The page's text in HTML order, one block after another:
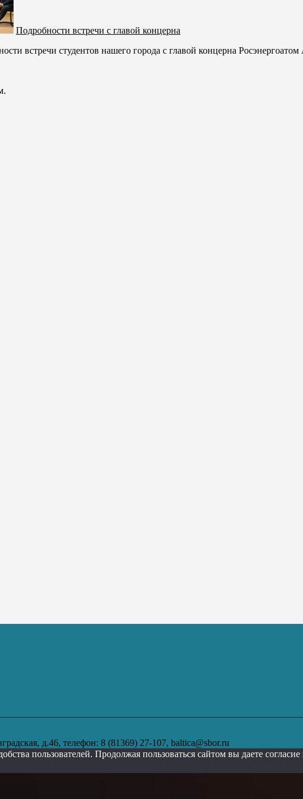
Подробности встречи с главой концерна
встречи студентов нашего города с главой концерна
д.46, телефон: 8 (81369) 27-107, baltica@sbor.ru
пользователей. Продолжая пользоваться сайтом вы даете